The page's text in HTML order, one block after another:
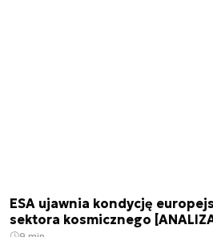
ESA ujawnia kondycję
sektora kosmicznego